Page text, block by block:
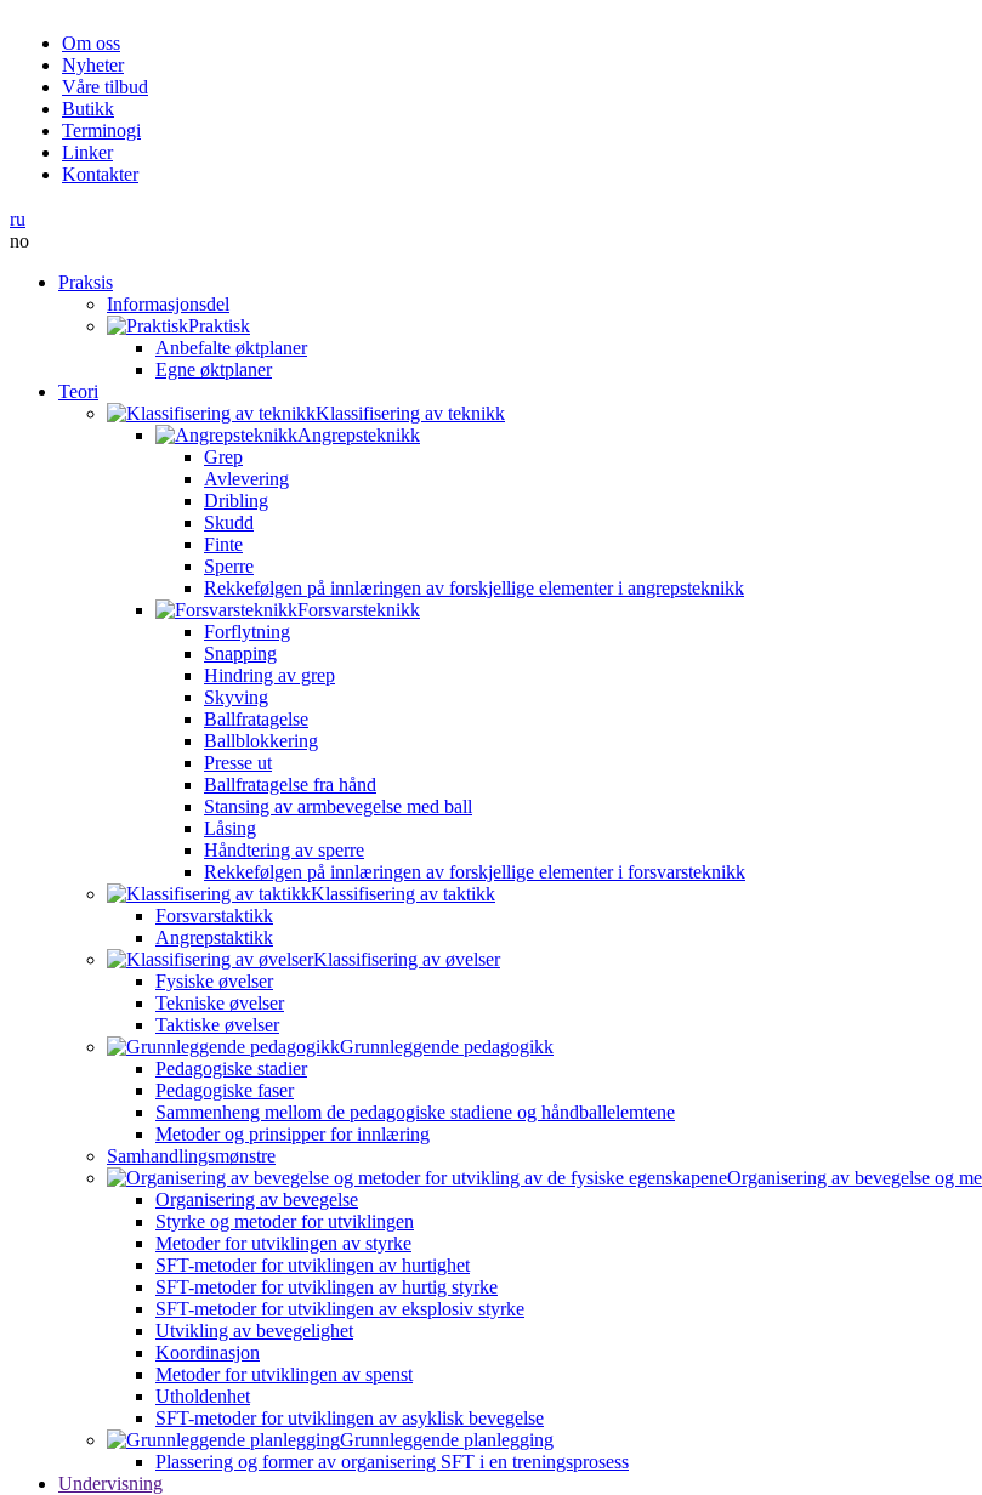
Om oss
Nyheter
Våre tilbud
Butikk
Terminogi
Linker
Kontakter
ru
no
Praksis
Informasjonsdel
Praktisk
Anbefalte øktplaner
Egne øktplaner
Teori
Klassifisering av teknikk
Angrepsteknikk
Grep
Avlevering
Dribling
Skudd
Finte
Sperre
Rekkefølgen på innlæringen av forskjellige elementer i angrepsteknikk
Forsvarsteknikk
Forflytning
Snapping
Hindring av grep
Skyving
Ballfratagelse
Ballblokkering
Presse ut
Ballfratagelse fra hånd
Stansing av armbevegelse med ball
Låsing
Håndtering av sperre
Rekkefølgen på innlæringen av forskjellige elementer i forsvarsteknikk
Klassifisering av taktikk
Forsvarstaktikk
Angrepstaktikk
Klassifisering av øvelser
Fysiske øvelser
Tekniske øvelser
Taktiske øvelser
Grunnleggende pedagogikk
Pedagogiske stadier
Pedagogiske faser
Sammenheng mellom de pedagogiske stadiene og håndballelemtene
Metoder og prinsipper for innlæring
Samhandlingsmønstre
Organisering av bevegelse og
Organisering av bevegelse
Styrke og metoder for utviklingen
Metoder for utviklingen av styrke
SFT-metoder for utviklingen av hurtighet
SFT-metoder for utviklingen av hurtig styrke
SFT-metoder for utviklingen av eksplosiv styrke
Utvikling av bevegelighet
Koordinasjon
Metoder for utviklingen av spenst
Utholdenhet
SFT-metoder for utviklingen av asyklisk bevegelse
Grunnleggende planlegging
Plassering og former av organisering SFT i en treningsprosess
Undervisning